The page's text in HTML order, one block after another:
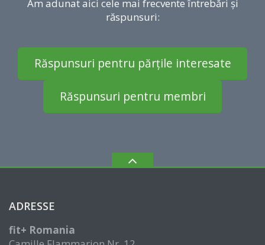
Am adunat aici cele mai frecvente întrebări și
răspunsuri:
Răspunsuri pentru părțile interesate
Răspunsuri pentru membri
ADRESSE
fit+ Romania